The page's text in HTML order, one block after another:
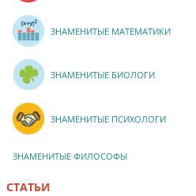
ЗНАМЕНИТЫЕ МАТЕМАТИКИ
ЗНАМЕНИТЫЕ БИОЛОГИ
ЗНАМЕНИТЫЕ ПСИХОЛОГИ
ЗНАМЕНИТЫЕ ФИЛОСОФЫ
СТАТЬИ